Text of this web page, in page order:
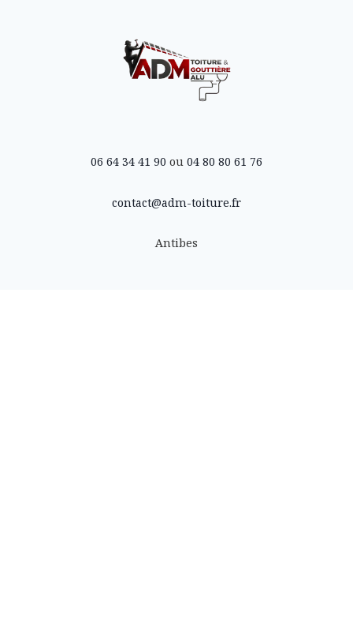
06 64 34 41 90 ou 04 80 80 61 76
contact@adm-toiture.fr
Antibes